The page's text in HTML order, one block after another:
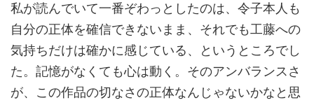
私が読んでいて一番ぞわっとしたのは、令子本人も
自分の正体を確信できないまま、それでも工藤への
気持ちだけは確かに感じている、というところでし
た。記憶がなくても心は動く。そのアンバランスさ
が、この作品の切なさの正体なんじゃないかなと思